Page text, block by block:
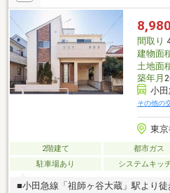
8,980
間取り
建物面
土地面
築年月
小
その他の
東
2階建て 都市ガス
駐車場あり
システムキッ
■小田急線「祖師ヶ谷大蔵」駅より